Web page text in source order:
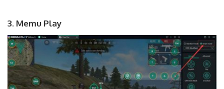
3. Memu Play